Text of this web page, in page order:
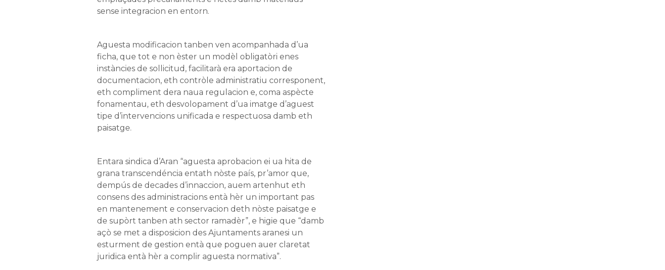
sense integracion en entorn.
Aguesta modificacion tanben ven acompanhada d’ua
ficha, que tot e non èster un modèl obligatòri enes
instàncies de sollicitud, facilitarà era aportacion de
documentacion, eth contròle administratiu corresponent,
eth compliment dera naua regulacion e, coma aspècte
fonamentau, eth desvolopament d’ua imatge d’aguest
tipe d’intervencions unificada e respectuosa damb eth
paisatge.
Entara sindica d’Aran “aguesta aprobacion ei ua hita de
grana transcendéncia entath nòste país, pr’amor que,
dempús de decades d’innaccion, auem artenhut eth
consens des administracions entà hèr un important pas
en mantenement e conservacion deth nòste paisatge e
de supòrt tanben ath sector ramadèr”, e higie que “damb
açò se met a disposicion des Ajuntaments aranesi un
esturment de gestion entà que poguen auer claretat
juridica entà hèr a complir aguesta normativa”.